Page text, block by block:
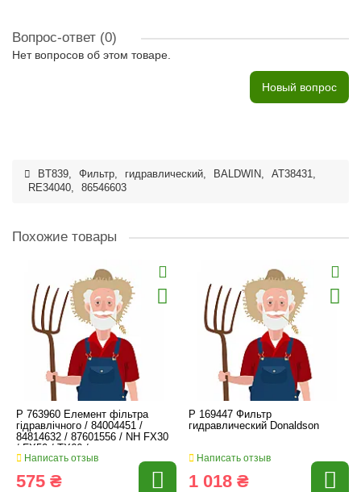
Вопрос-ответ (0)
Нет вопросов об этом товаре.
Новый вопрос
BT839, Фильтр, гидравлический, BALDWIN, AT38431,
RE34040, 86546603
Похожие товары
P 763960 Елемент фільтра
гідравлічного / 84004451 /
84814632 / 87601556 / NH FX30
/ FX50 / TX66 /
Написать отзыв
575 ₴
P 169447 Фильтр
гидравлический Donaldson
Написать отзыв
1 018 ₴